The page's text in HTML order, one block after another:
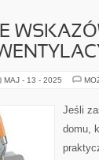
MAJ - 13 - 2025
Jeśli
domu,